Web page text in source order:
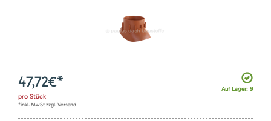
Auf Lager: 9
47,72€*
pro Stück
*inkl. MwSt zzgl. Versand